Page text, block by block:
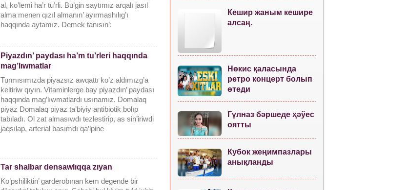
al, ko’lemi ha’r tu’rli. Bu’gin saytımız arqalı jasıl
alma menen qızıl almanın’ ayırmashılıg’ı
haqqında aytamız. Demek tanısın’:
Piyazdın’ paydası ha’m tu’rleri haqqında
mag’lıwmatlar
Turmısımızda piyazsız awqattı ko’z aldımızg’a
keltiriw qıyın. Vitaminlerge bay piyazdın’ paydası
haqqında mag’lıwmatlardı usınamız. Domalaq
piyaz Domalaq piyaz ta’biyiy antibiotik bolıp
tabıladı. Ol zat almasıwdı tezlestirip, as sin’iriwdi
jaqsılap, arterial basımdı qa’lpine
Tar shalbar densawlıqqa zıyan
Ko’pshiliktin’ garderobınan kem degende bir
Кешир жаным кешире
алсаң.
Нөкис қаласында
ретро концерт болып
өтеди
Гүлназ бәршеде ҳәўес
оятты
Кубок жеңимпазлары
анықланды